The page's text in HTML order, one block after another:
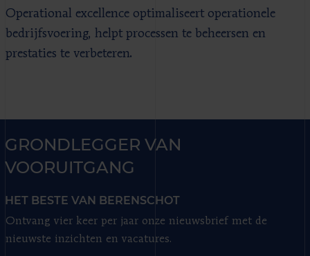
Operational excellence optimaliseert operationele
bedrijfsvoering, helpt processen te beheersen en
prestaties te verbeteren.
GRONDLEGGER VAN
VOORUITGANG
HET BESTE VAN BERENSCHOT
Ontvang vier keer per jaar onze nieuwsbrief met de
nieuwste inzichten en vacatures.